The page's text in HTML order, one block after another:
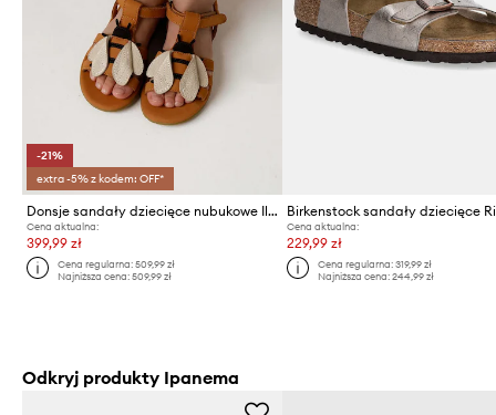
-21%
extra -5% z kodem: OFF*
Donsje sandały dziecięce nubukowe Iles Sky Sandals Bee
Cena aktualna:
399,99 zł
Cena regularna:509,99 zł
Najniższa cena:509,99 zł
Cena aktualna:
229,99 zł
Cena regularna: 319,99 zł
Najniższa cena: 244,99 zł
Odkryj produkty Ipanema